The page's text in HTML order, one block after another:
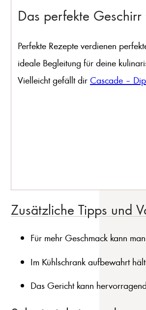
Das perfekte
Perfekte Rezepte verdienen
ideale Begleitung für deine
Vielleicht gefällt dir Cascade –
Zusätzliche Tipps und
Für mehr Geschmack kann
Im Kühlschrank aufbewahrt
Das Gericht kann